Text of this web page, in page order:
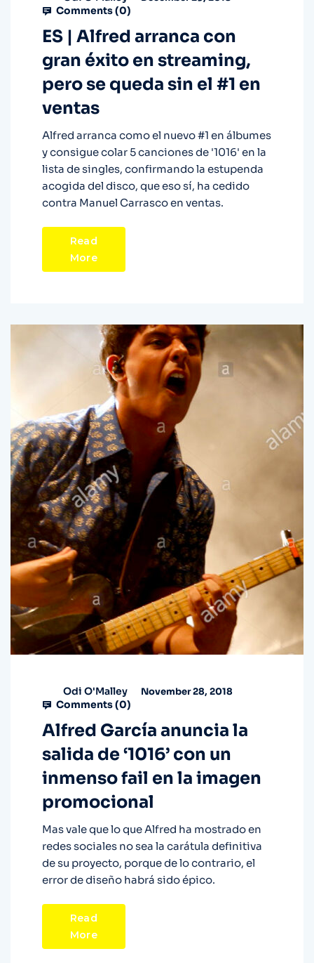
Comments (0)
ES | Alfred arranca con
gran éxito en streaming,
pero se queda sin el #1 en
ventas
Alfred arranca como el nuevo #1 en álbumes
y consigue colar 5 canciones de '1016' en la
lista de singles, confirmando la estupenda
acogida del disco, que eso sí, ha cedido
contra Manuel Carrasco en ventas.
Read
More
Odi O'Malley November 28, 2018
Comments (0)
Alfred García anuncia la
salida de ‘1016’ con un
inmenso fail en la imagen
promocional
Mas vale que lo que Alfred ha mostrado en
redes sociales no sea la carátula definitiva
de su proyecto, porque de lo contrario, el
error de diseño habrá sido épico.
Read
More